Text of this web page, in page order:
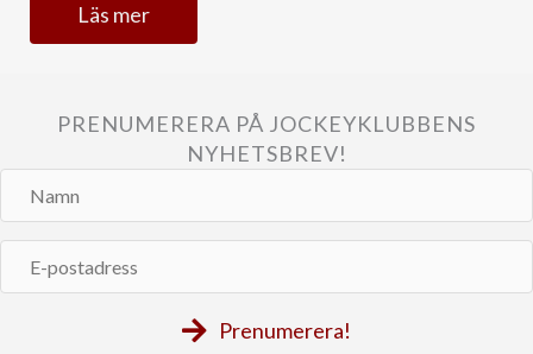
Läs mer
PRENUMERERA PÅ JOCKEYKLUBBENS
NYHETSBREV!
Namn
postadress
Prenumerera!